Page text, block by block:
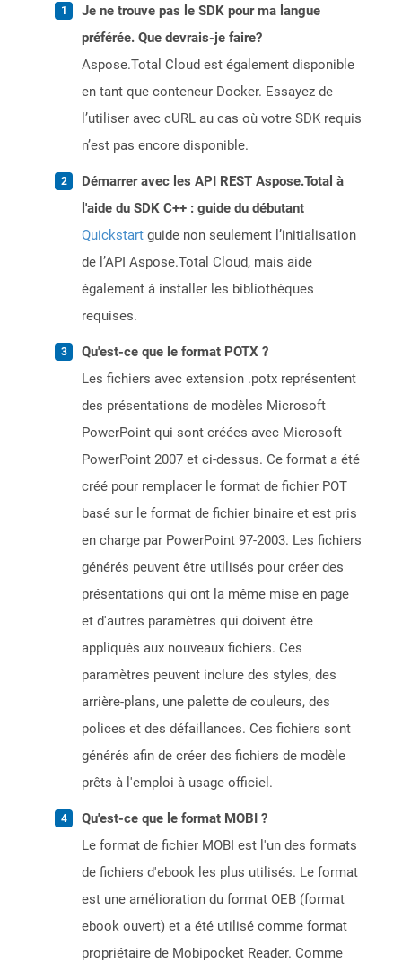
Je ne trouve pas le SDK pour ma langue
préférée. Que devrais-je faire?
Aspose.Total Cloud est également disponible
en tant que conteneur Docker. Essayez de
l’utiliser avec cURL au cas où votre SDK requis
n’est pas encore disponible.
Démarrer avec les API REST Aspose.Total à
l'aide du SDK C++ : guide du débutant
Quickstart guide non seulement l’initialisation
de l’API Aspose.Total Cloud, mais aide
également à installer les bibliothèques
requises.
Qu'est-ce que le format POTX ?
Les fichiers avec extension .potx représentent
des présentations de modèles Microsoft
PowerPoint qui sont créées avec Microsoft
PowerPoint 2007 et ci-dessus. Ce format a été
créé pour remplacer le format de fichier POT
basé sur le format de fichier binaire et est pris
en charge par PowerPoint 97-2003. Les fichiers
générés peuvent être utilisés pour créer des
présentations qui ont la même mise en page
et d'autres paramètres qui doivent être
appliqués aux nouveaux fichiers. Ces
paramètres peuvent inclure des styles, des
arrière-plans, une palette de couleurs, des
polices et des défaillances. Ces fichiers sont
générés afin de créer des fichiers de modèle
prêts à l'emploi à usage officiel.
Qu'est-ce que le format MOBI ?
Le format de fichier MOBI est l'un des formats
de fichiers d'ebook les plus utilisés. Le format
est une amélioration du format OEB (format
ebook ouvert) et a été utilisé comme format
propriétaire de Mobipocket Reader. Comme